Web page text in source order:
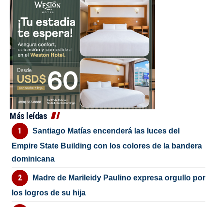
Más leídas
Santiago Matías encenderá las luces del
Empire State Building con los colores de la bandera
dominicana
Madre de Marileidy Paulino expresa orgullo por
los logros de su hija